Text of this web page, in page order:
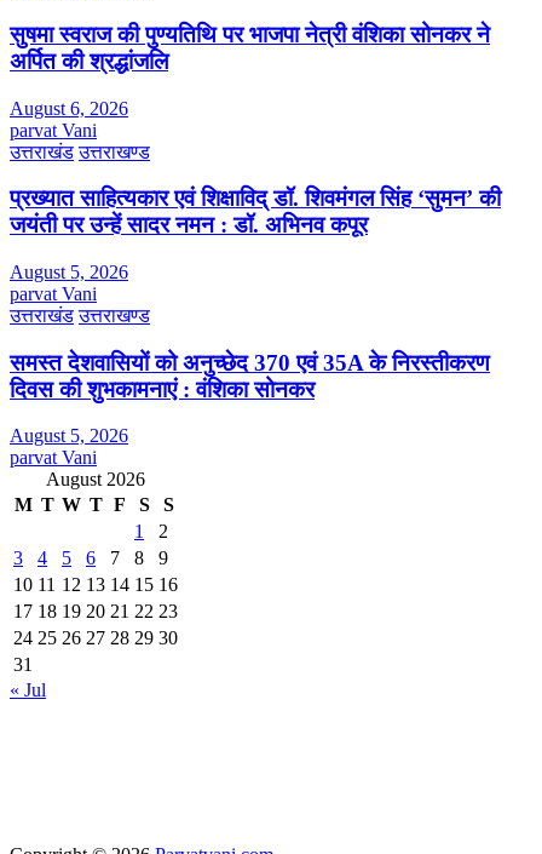
सुषमा स्वराज की पुण्यतिथि पर भाजपा नेत्री वंशिका सोनकर ने
अर्पित की श्रद्धांजलि
August 6, 2026
parvat Vani
उत्तराखंड उत्तराखण्ड
प्रख्यात साहित्यकार एवं शिक्षाविद् डॉ. शिवमंगल सिंह ‘सुमन’ की
जयंती पर उन्हें सादर नमन : डॉ. अभिनव कपूर
August 5, 2026
parvat Vani
उत्तराखंड उत्तराखण्ड
समस्त देशवासियों को अनुच्छेद 370 एवं 35A के निरस्तीकरण
दिवस की शुभकामनाएं : वंशिका सोनकर
August 5, 2026
parvat Vani
August 2026
M T W T F S
S
1
2
3
4 5 6 7 8
9
10 11 12 13 14 15 16
17 18 19 20 21 22 23
24 25 26 27 28 29 30
31
« Jul